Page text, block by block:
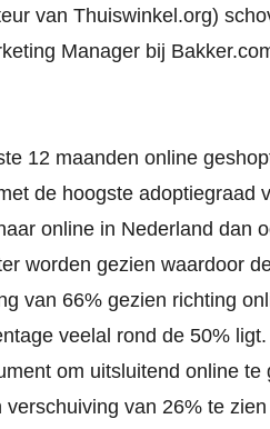
van Thuiswinkel.org)
Manager bij
12 maanden online
de hoogste adoptiegraad
online in Nederland dan
worden gezien waardoor
van 66% gezien richting
veelal rond de 50%
om uitsluitend online
verschuiving van 26% te